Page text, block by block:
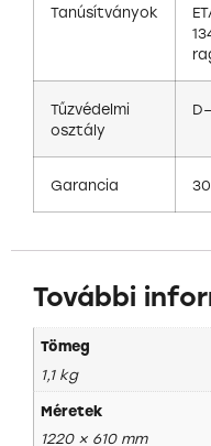
Tanúsítványok
Tűzvédelmi
osztály
Garancia
További
Tömeg
1,1 kg
Méretek
1220 × 610 mm